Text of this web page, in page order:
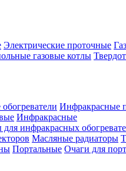
Электрические проточные
газовые котлы
Инфракрасные
Инфракрасные
инфракрасных
Масляные радиаторы
Портальные Очаги для